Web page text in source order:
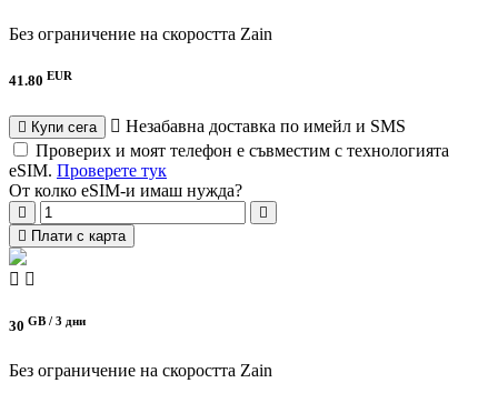
Без ограничение на скоростта Zain
41.80 EUR
Купи сега
Незабавна доставка по имейл и SMS
Проверих и моят телефон е съвместим с технологията
eSIM. Проверете тук
От колко eSIM-и имаш нужда?
Плати с карта
30 GB / 3 дни
Без ограничение на скоростта Zain